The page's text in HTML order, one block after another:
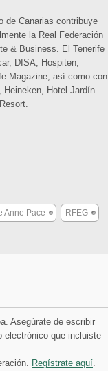
de Canarias contribuye
la Real Federación
& Business. El Tenerife
DISA, Hospiten,
Magazine, así como con
Heineken, Hotel Jardín
Anne Pace RFEG
Asegúrate de escribir
electrónico que incluiste
Regístrate aquí.